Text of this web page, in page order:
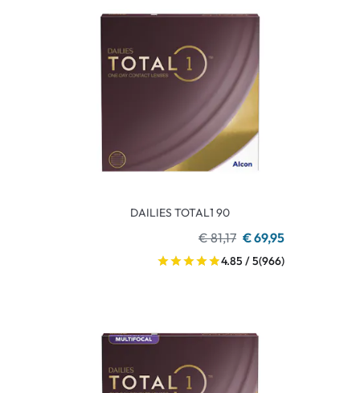
DAILIES TOTAL1 90
€ 81,17 € 69,95
4.85 / 5(966)